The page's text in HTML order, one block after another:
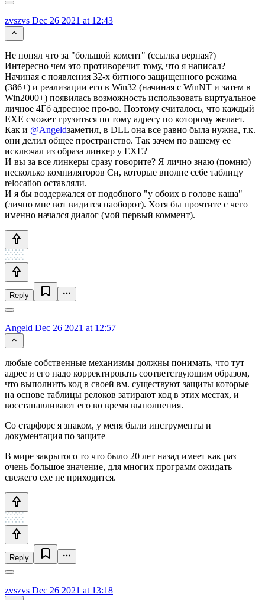
zvszvs Dec 26 2021 at 12:43
Не понял что за "большой комент" (ссылка верная?)
Интересно чем это противоречит тому, что я написал?
Начиная с появления 32-х битного защищенного режима
(386+) и реализации его в Win32 (начиная с WinNT и затем в
Win2000+) появилась возможность использовать виртуальное
личное 4Гб адресное про-во. Поэтому считалось, что каждый
EXE сможет грузиться по тому адресу по которому желает.
Как и @Angeldзаметил, в DLL она все равно была нужна, т.к.
они делил общее пространство. Так зачем по вашему ее
исключал из образа линкер у EXE?
И вы за все линкеры сразу говорите? Я лично знаю (помню)
несколько компиляторов Си, которые вполне себе таблицу
relocation оставляли.
И я бы воздержался от подобного "у обоих в голове каша"
(лично мне вот видится наоборот). Хотя бы прочтите с чего
именно начался диалог (мой первый коммент).
Reply
Angeld Dec 26 2021 at 12:57
любые собственные механизмы должны понимать, что тут
адрес и его надо корректировать соответствующим образом,
что выполнить код в своей вм. существуют защиты которые
на основе таблицы релоков затирают код в этих местах, и
восстанавливают его во время выполнения.
Со старфорс я знаком, у меня были инструменты и
документация по защите
В мире закрытого то что было 20 лет назад имеет как раз
очень большое значение, для многих программ ожидать
свежего exe не приходится.
Reply
zvszvs Dec 26 2021 at 13:18